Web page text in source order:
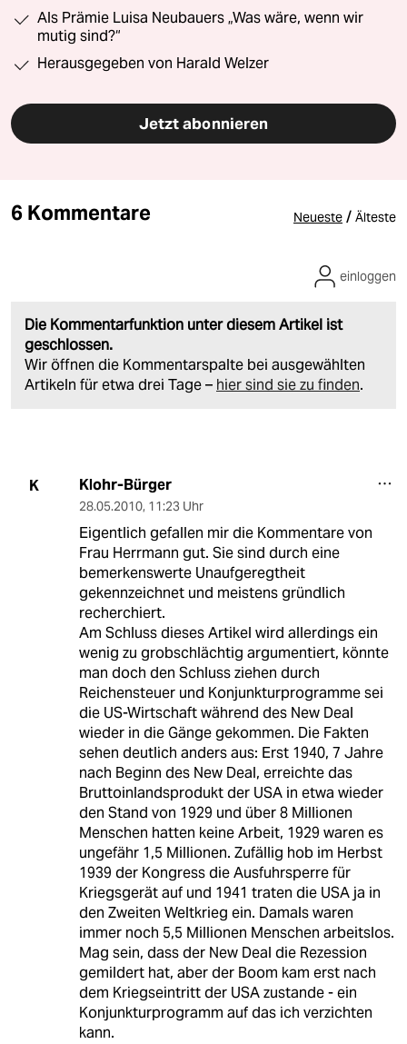
Als Prämie Luisa Neubauers „Was wäre, wenn wir
mutig sind?“
Herausgegeben von Harald Welzer
Jetzt abonnieren
6 Kommentare Neueste / Älteste
Die Kommentarfunktion unter diesem Artikel ist
geschlossen.
Wir öffnen die Kommentarspalte bei ausgewählten
Artikeln für etwa drei Tage – hier sind sie zu finden.
einloggen
K Klohr-Bürger
28.05.2010, 11:23 Uhr
Eigentlich gefallen mir die Kommentare von
Frau Herrmann gut. Sie sind durch eine
bemerkenswerte Unaufgeregtheit
gekennzeichnet und meistens gründlich
recherchiert.
Am Schluss dieses Artikel wird allerdings ein
wenig zu grobschlächtig argumentiert, könnte
man doch den Schluss ziehen durch
Reichensteuer und Konjunkturprogramme sei
die US-Wirtschaft während des New Deal
wieder in die Gänge gekommen. Die Fakten
sehen deutlich anders aus: Erst 1940, 7 Jahre
nach Beginn des New Deal, erreichte das
Bruttoinlandsprodukt der USA in etwa wieder
den Stand von 1929 und über 8 Millionen
Menschen hatten keine Arbeit, 1929 waren es
ungefähr 1,5 Millionen. Zufällig hob im Herbst
1939 der Kongress die Ausfuhrsperre für
Kriegsgerät auf und 1941 traten die USA ja in
den Zweiten Weltkrieg ein. Damals waren
immer noch 5,5 Millionen Menschen arbeitslos.
Mag sein, dass der New Deal die Rezession
gemildert hat, aber der Boom kam erst nach
dem Kriegseintritt der USA zustande - ein
Konjunkturprogramm auf das ich verzichten
kann.